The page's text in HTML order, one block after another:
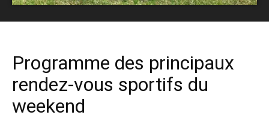
Programme des principaux
rendez-vous sportifs du
weekend